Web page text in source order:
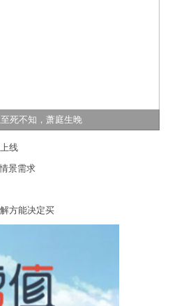
死不知，萧庭生晚
线
景需求
方能决定买